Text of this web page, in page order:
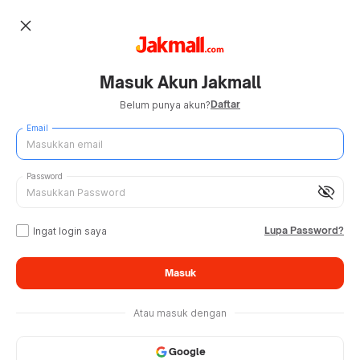
close
Masuk Akun Jakmall
Belum punya akun?Daftar
Email
visibility_off
Password
Ingat login saya Lupa Password?
Masuk
Atau masuk dengan
Google